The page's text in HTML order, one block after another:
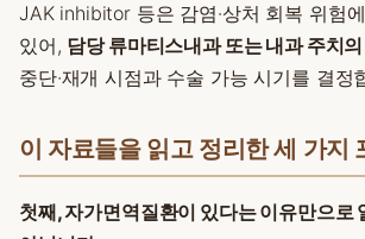
JAK inhibitor 등은 감염·상처 회복 위험
있어, 담당 류마티스내과 또는 내과 주치
중단·재개 시점과 수술 가능 시기를 결정
이 자료들을 읽고 정리한 세 가지
첫째, 자가면역질환이 있다는 이유만으로